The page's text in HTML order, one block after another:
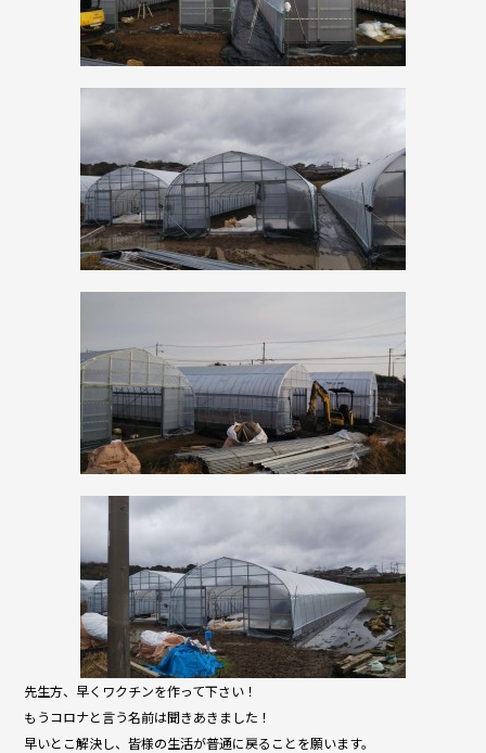
先生方、早くワクチンを作って下さい！
もうコロナと言う名前は聞きあきました！
早いとこ解決し、皆様の生活が普通に戻ることを願います。